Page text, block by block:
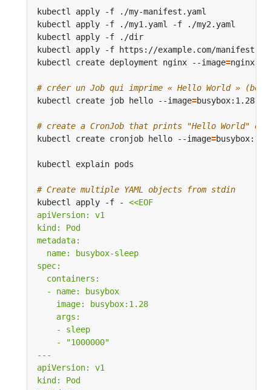
kubectl apply -f ./my-
kubectl apply -f ./my1.yaml -f ./
kubectl apply -f ./
kubectl apply -f https://example.com/
kubectl create deployment nginx --image=
# créer un Job qui imprime « Hello World »
kubectl create job hello --image=busybox:1.28
# create a CronJob that prints "Hello World"
kubectl create cronjob hello --image=
kubectl explain pods
# Create multiple YAML objects from stdin
kubectl apply -f -